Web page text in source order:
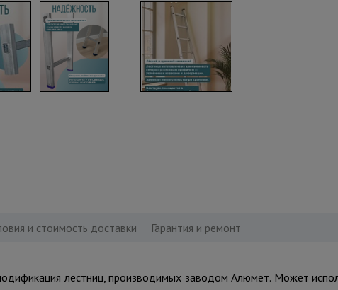
и стоимость доставки Гарантия и ремонт
лестниц, производимых заводом Алюмет. Может